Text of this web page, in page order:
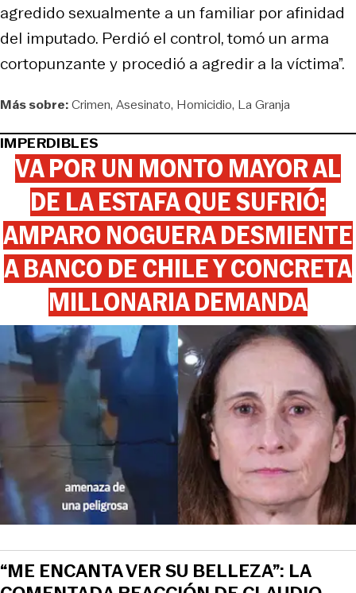
agredido sexualmente a un familiar por afinidad
del imputado. Perdió el control, tomó un arma
cortopunzante y procedió a agredir a la víctima”.
Más sobre:Crimen Asesinato Homicidio La Granja
IMPERDIBLES
VA POR UN MONTO MAYOR AL
DE LA ESTAFA QUE SUFRIÓ:
AMPARO NOGUERA DESMIENTE
A BANCO DE CHILE Y CONCRETA
MILLONARIA DEMANDA
“ME ENCANTA VER SU BELLEZA”: LA